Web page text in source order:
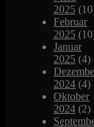
2025
Februar
2025
Januar
2025 (4)
2024 (4)
Oktober
2024 (2)